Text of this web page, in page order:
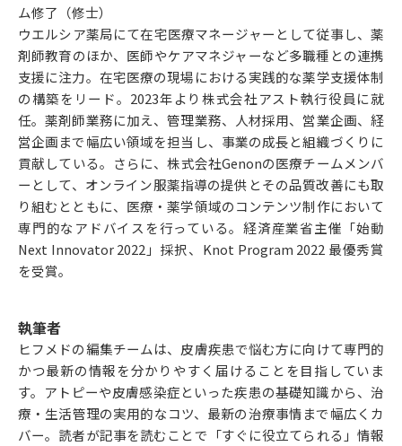
ム修了（修士）
ウエルシア薬局にて在宅医療マネージャーとして従事し、薬
剤師教育のほか、医師やケアマネジャーなど多職種との連携
支援に注力。在宅医療の現場における実践的な薬学支援体制
の構築をリード。2023年より株式会社アスト執行役員に就
任。薬剤師業務に加え、管理業務、人材採用、営業企画、経
営企画まで幅広い領域を担当し、事業の成長と組織づくりに
貢献している。さらに、株式会社Genonの医療チームメンバ
ーとして、オンライン服薬指導の提供とその品質改善にも取
り組むとともに、医療・薬学領域のコンテンツ制作において
専門的なアドバイスを行っている。経済産業省主催「始動
Next Innovator 2022」採択、Knot Program 2022 最優秀賞
を受賞。
執筆者
ヒフメドの編集チームは、皮膚疾患で悩む方に向けて専門的
かつ最新の情報を分かりやすく届けることを目指していま
す。アトピーや皮膚感染症といった疾患の基礎知識から、治
療・生活管理の実用的なコツ、最新の治療事情まで幅広くカ
バー。読者が記事を読むことで「すぐに役立てられる」情報